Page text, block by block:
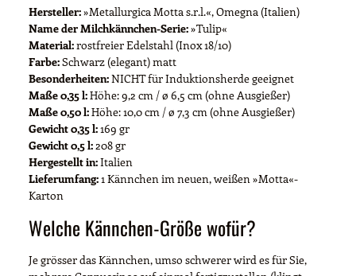
Hersteller:»Metallurgica Motta s.r.l.«, Omegna (Italien)
Name der Milchkännchen-Serie:»Tulip«
Material:rostfreier Edelstahl (Inox 18/10)
Farbe:Schwarz (elegant) matt
Besonderheiten:NICHT für Induktionsherde geeignet
Maße 0,35 l:Höhe: 9,2 cm / ø 6,5 cm (ohne Ausgießer)
Maße 0,50 l:Höhe: 10,0 cm / ø 7,3 cm (ohne Ausgießer)
Gewicht 0,35 l:169 gr
Gewicht 0,5 l: 208 gr
Hergestellt in:Italien
Lieferumfang:1 Kännchen im neuen, weißen »Motta«-
Karton
Welche Kännchen-Größe wofür?
Je grösser das Kännchen, umso schwerer wird es für Sie,